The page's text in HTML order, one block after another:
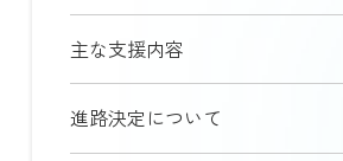
主な支援内容
進路決定について